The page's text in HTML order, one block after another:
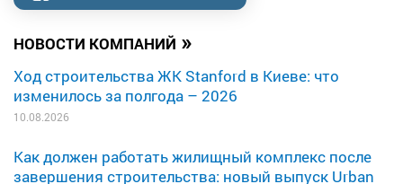
НОВОСТИ КОМПАНИЙ »
Ход строительства ЖК Stanford в Киеве: что
изменилось за полгода – 2026
10.08.2026
Как должен работать жилищный комплекс после
завершения строительства: новый выпуск Urban